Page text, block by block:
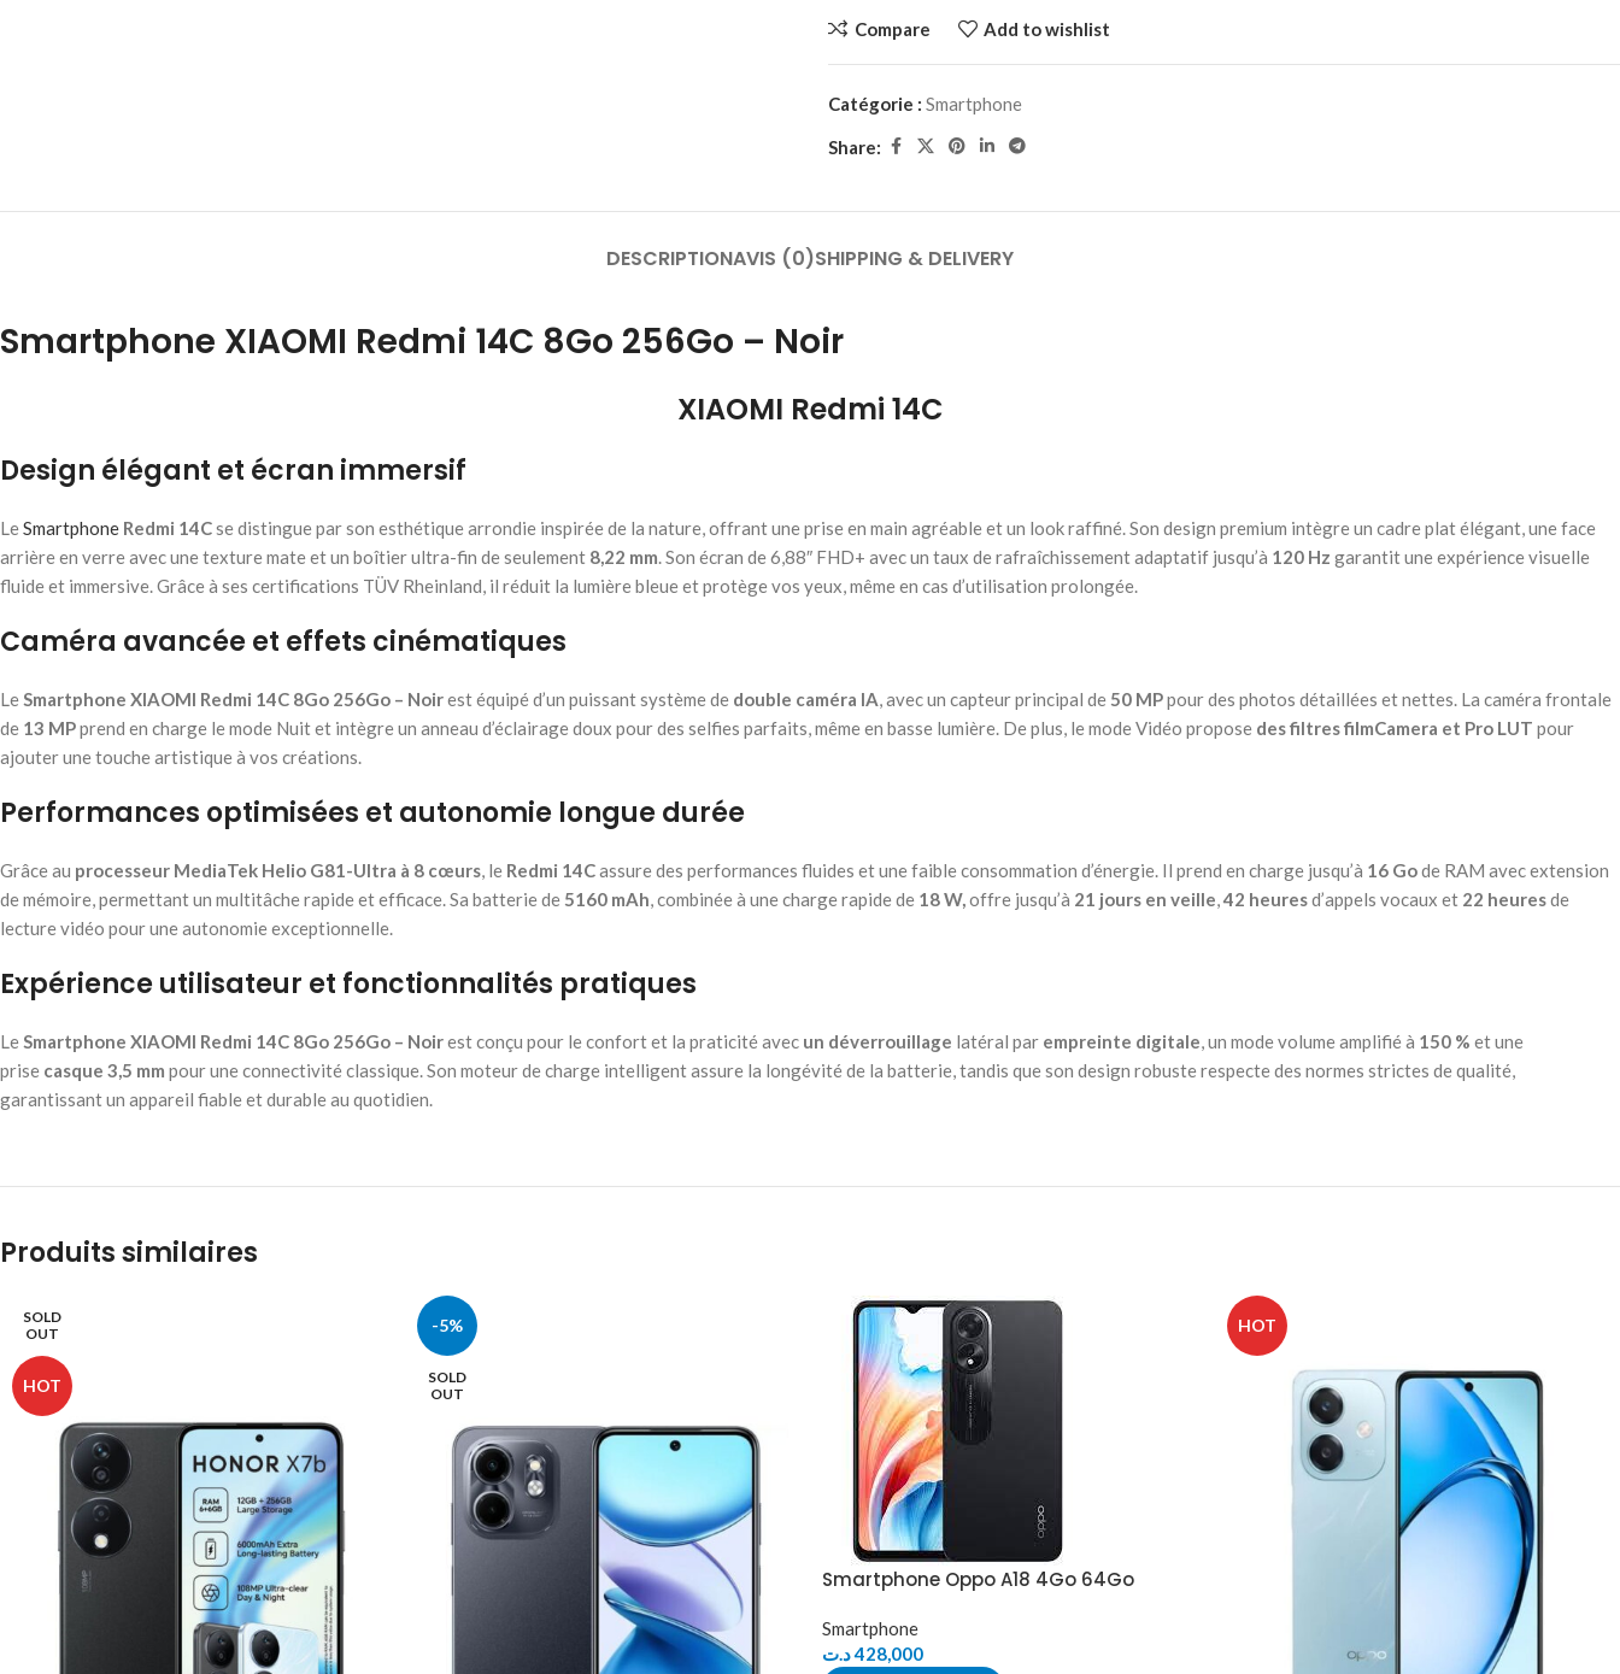
Compare Add to wishlist
Catégorie : Smartphone
Share:
DESCRIPTIONAVIS (0)SHIPPING & DELIVERY
Smartphone XIAOMI Redmi 14C 8Go 256Go – Noir
XIAOMI Redmi 14C
Design élégant et écran immersif
LeSmartphone Redmi 14Cse distingue par son esthétique arrondie inspirée de la nature, offrant une prise en main agréable et un look raffiné. Son design premium intègre un cadre plat élégant, une face
arrière en verre avec une texture mate et un boîtier ultra-fin de seulement 8,22 mm. Son écran de 6,88″ FHD+ avec un taux de rafraîchissement adaptatif jusqu’à 120 Hz garantit une expérience visuelle
fluide et immersive. Grâce à ses certifications TÜV Rheinland, il réduit la lumière bleue et protège vos yeux, même en cas d’utilisation prolongée.
Caméra avancée et effets cinématiques
LeSmartphone XIAOMI Redmi 14C 8Go 256Go – Noirest équipé d’un puissant système de double caméra IA, avec un capteur principal de 50 MPpour des photos détaillées et nettes. La caméra frontale
de 13 MPprend en charge le mode Nuit et intègre un anneau d’éclairage doux pour des selfies parfaits, même en basse lumière. De plus, le mode Vidéo propose des filtres filmCamera et Pro LUT pour
ajouter une touche artistique à vos créations.
Performances optimisées et autonomie longue durée
Grâce au processeur MediaTek Helio G81-Ultra à 8 cœurs, le Redmi 14Cassure des performances fluides et une faible consommation d’énergie. Il prend en charge jusqu’à 16 Gode RAM avec extension
de mémoire, permettant un multitâche rapide et efficace. Sa batterie de 5160 mAh, combinée à une charge rapide de 18 W,offre jusqu’à 21 jours en veille,42 heuresd’appels vocaux et 22 heuresde
lecture vidéo pour une autonomie exceptionnelle.
Expérience utilisateur et fonctionnalités pratiques
LeSmartphone XIAOMI Redmi 14C 8Go 256Go – Noirest conçu pour le confort et la praticité avec un déverrouillage latéral par empreinte digitale, un mode volume amplifié à 150 % et une
prise casque 3,5 mm pour une connectivité classique. Son moteur de charge intelligent assure la longévité de la batterie, tandis que son design robuste respecte des normes strictes de qualité,
garantissant un appareil fiable et durable au quotidien.
Produits similaires
SOLD
OUT
HOT
-5%
SOLD
OUT
Smartphone Oppo A18 4Go 64Go
Smartphone
428,000د.ت
HOT